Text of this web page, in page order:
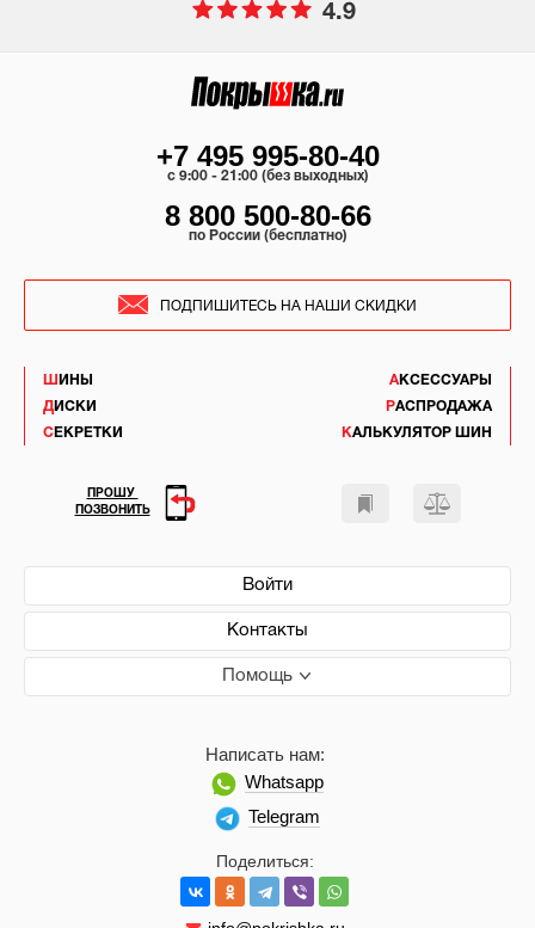
4.9
ШИНЫ
ДИСКИ
СЕКРЕТКИ
АКСЕССУАРЫ
РАСПРОДАЖА
КАЛЬКУЛЯТОР ШИН
Войти
Контакты
Помощь
Поделиться:
Написать нам:
Whatsapp
Telegram
+7 495 995-80-40
c 9:00 - 21:00 (без выходных)
8 800 500-80-66
по России (бесплатно)
ПОДПИШИТЕСЬ НА НАШИ СКИДКИ
ПРОШУ
ПОЗВОНИТЬ